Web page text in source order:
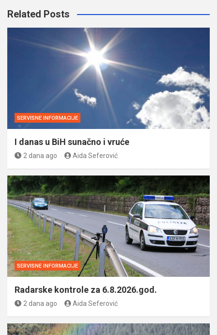
Related Posts
SERVISNE INFORMACIJE
I danas u BiH sunačno i vruće
2 dana ago Aida Seferović
SERVISNE INFORMACIJE
Radarske kontrole za 6.8.2026.god.
2 dana ago Aida Seferović